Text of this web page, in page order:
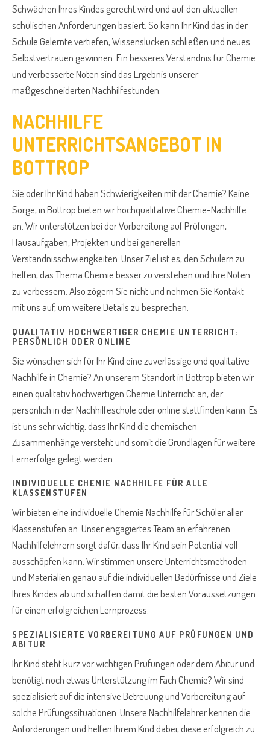
Schwächen Ihres Kindes gerecht wird und auf den aktuellen
schulischen Anforderungen basiert. So kann Ihr Kind das in der
Schule Gelernte vertiefen, Wissenslücken schließen und neues
Selbstvertrauen gewinnen. Ein besseres Verständnis für Chemie
und verbesserte Noten sind das Ergebnis unserer
maßgeschneiderten Nachhilfestunden.
NACHHILFE
UNTERRICHTSANGEBOT IN
BOTTROP
Sie oder Ihr Kind haben Schwierigkeiten mit der Chemie? Keine
Sorge, in Bottrop bieten wir hochqualitative Chemie-Nachhilfe
an. Wir unterstützen bei der Vorbereitung auf Prüfungen,
Hausaufgaben, Projekten und bei generellen
Verständnisschwierigkeiten. Unser Ziel ist es, den Schülern zu
helfen, das Thema Chemie besser zu verstehen und ihre Noten
zu verbessern. Also zögern Sie nicht und nehmen Sie Kontakt
mit uns auf, um weitere Details zu besprechen.
QUALITATIV HOCHWERTIGER CHEMIE UNTERRICHT:
PERSÖNLICH ODER ONLINE
Sie wünschen sich für Ihr Kind eine zuverlässige und qualitative
Nachhilfe in Chemie? An unserem Standort in Bottrop bieten wir
einen qualitativ hochwertigen Chemie Unterricht an, der
persönlich in der Nachhilfeschule oder online stattfinden kann. Es
ist uns sehr wichtig, dass Ihr Kind die chemischen
Zusammenhänge versteht und somit die Grundlagen für weitere
Lernerfolge gelegt werden.
INDIVIDUELLE CHEMIE NACHHILFE FÜR ALLE
KLASSENSTUFEN
Wir bieten eine individuelle Chemie Nachhilfe für Schüler aller
Klassenstufen an. Unser engagiertes Team an erfahrenen
Nachhilfelehrern sorgt dafür, dass Ihr Kind sein Potential voll
ausschöpfen kann. Wir stimmen unsere Unterrichtsmethoden
und Materialien genau auf die individuellen Bedürfnisse und Ziele
Ihres Kindes ab und schaffen damit die besten Voraussetzungen
für einen erfolgreichen Lernprozess.
SPEZIALISIERTE VORBEREITUNG AUF PRÜFUNGEN UND
ABITUR
Ihr Kind steht kurz vor wichtigen Prüfungen oder dem Abitur und
benötigt noch etwas Unterstützung im Fach Chemie? Wir sind
spezialisiert auf die intensive Betreuung und Vorbereitung auf
solche Prüfungssituationen. Unsere Nachhilfelehrer kennen die
Anforderungen und helfen Ihrem Kind dabei, diese erfolgreich zu